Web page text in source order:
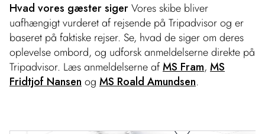
Hvad vores gæster sigerVores skibe bliver
uafhængigt vurderet af rejsende på Tripadvisor og er
baseret på faktiske rejser. Se, hvad de siger om deres
oplevelse ombord, og udforsk anmeldelserne direkte på
Tripadvisor. Læs anmeldelserne afMS Fram, MS
Fridtjof Nansen og MS Roald Amundsen.